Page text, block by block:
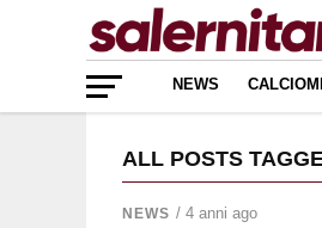
NEWS
ALL POSTS
NEWS / 4 anni ago